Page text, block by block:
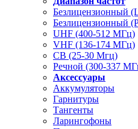
Безлицензионный
Безлицензионный
UHF (400-512 МГц)
VHF (136-174 МГц)
CB (25-30 Мгц)
Речной (300-337
Аксессуары
Аккумуляторы
Гарнитуры
Тангенты
Ларингофоны